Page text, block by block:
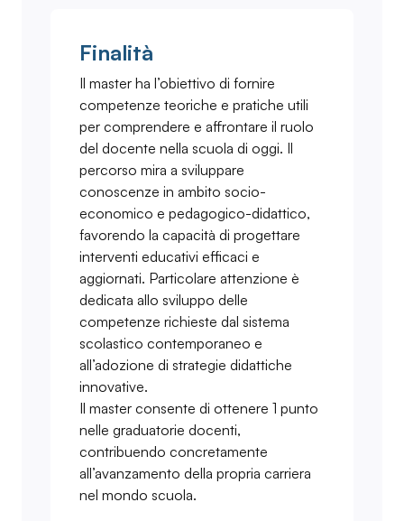
Finalità
Il master ha l’obiettivo di fornire
competenze teoriche e pratiche utili
per comprendere e affrontare il ruolo
del docente nella scuola di oggi. Il
percorso mira a sviluppare
conoscenze in ambito socio-
economico e pedagogico-didattico,
favorendo la capacità di progettare
interventi educativi efficaci e
aggiornati. Particolare attenzione è
dedicata allo sviluppo delle
competenze richieste dal sistema
scolastico contemporaneo e
all’adozione di strategie didattiche
innovative.
Il master consente di ottenere 1 punto
nelle graduatorie docenti,
contribuendo concretamente
all’avanzamento della propria carriera
nel mondo scuola.